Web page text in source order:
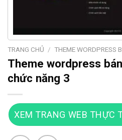
TRANG CHỦ / THEME WORDPRESS
Theme wordpress
chức năng 3
XEM TRANG WEB THỰC